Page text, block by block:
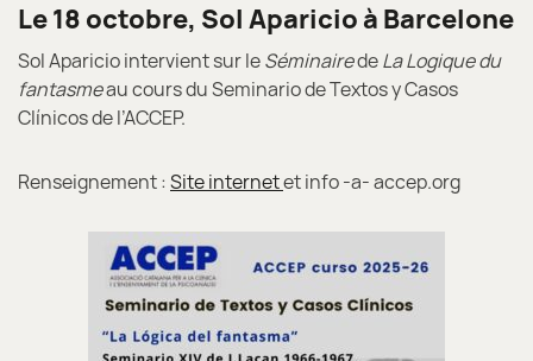
Le 18 octobre, Sol Aparicio à Barcelone
Sol Aparicio intervient sur leSéminairedeLa Logique du
fantasmeau cours du Seminario de Textos y Casos
Clínicos de l’ACCEP.
Renseignement : Site internetet info -a- accep.org